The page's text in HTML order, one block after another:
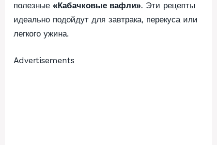
полезные «Кабачковые вафли». Эти рецепты
идеально подойдут для завтрака, перекуса или
легкого ужина.
Advertisements